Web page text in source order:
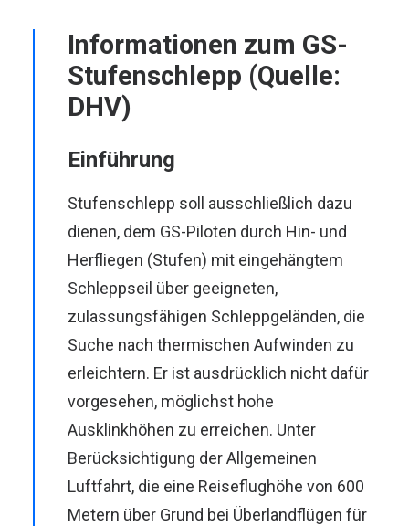
Informationen zum GS-
Stufenschlepp (Quelle:
DHV)
Einführung
Stufenschlepp soll ausschließlich dazu
dienen, dem GS-Piloten durch Hin- und
Her­fliegen (Stufen) mit eingehängtem
Schleppseil über geeigneten,
zulassungsfähigen Schleppgeländen, die
Suche nach thermischen Aufwinden zu
erleichtern. Er ist ausdrücklich nicht dafür
vorgesehen, möglichst hohe
Ausklinkhöhen zu erreichen. Unter
Berücksichtigung der Allgemeinen
Luftfahrt, die eine Reiseflughöhe von 600
Metern über Grund bei Überlandflügen für